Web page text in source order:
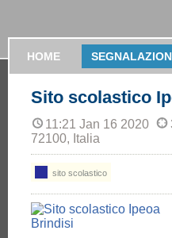
HOME
Sito scolastico
11:21 Jan 16 2020
72100, Italia
sito scolastico